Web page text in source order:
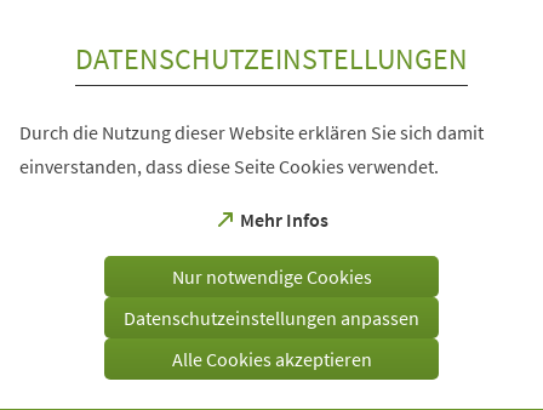
DATENSCHUTZEINSTELLUNGEN
Durch die Nutzung dieser Website erklären Sie sich damit
einverstanden, dass diese Seite Cookies verwendet.
Mehr Infos
(Öffnet
einem
Tab)
Nur notwendige Cookies
Datenschutzeinstellungen anpassen
Alle Cookies akzeptieren